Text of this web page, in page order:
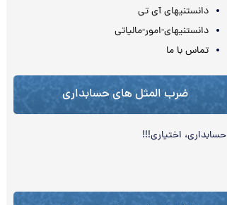
دانستنیهای آی تی
دانستنیهای-امور-مالیاتی
تماس با ما
ضرب المثل های حسابداری
حسابداری، اختياري!!!